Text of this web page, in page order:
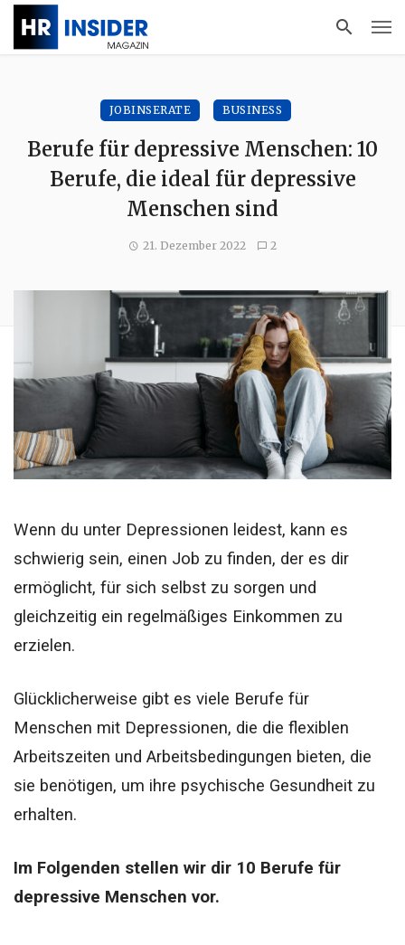
JOBINSERATE BUSINESS
Berufe für depressive Menschen: 10
Berufe, die ideal für depressive
Menschen sind
21. Dezember 2022 2
Wenn du unter Depressionen leidest, kann es
schwierig sein, einen Job zu finden, der es dir
ermöglicht, für sich selbst zu sorgen und
gleichzeitig ein regelmäßiges Einkommen zu
erzielen.
Glücklicherweise gibt es viele Berufe für
Menschen mit Depressionen, die die flexiblen
Arbeitszeiten und Arbeitsbedingungen bieten, die
sie benötigen, um ihre psychische Gesundheit zu
erhalten.
Im Folgenden stellen wir dir 10 Berufe für
depressive Menschen vor.